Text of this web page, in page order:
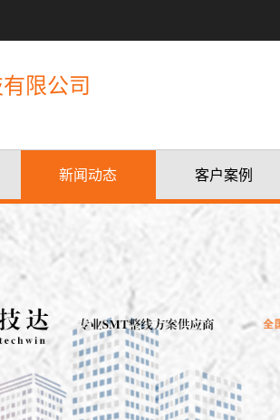
限公司
新闻动态 客户案例